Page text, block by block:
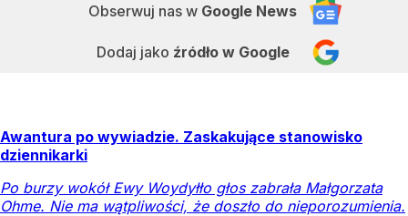
Obserwuj nas w Google News
Dodaj jako źródło w Google
Awantura po wywiadzie. Zaskakujące stanowisko
dziennikarki
Po burzy wokół Ewy Woydyłło głos zabrała Małgorzata
Ohme. Nie ma wątpliwości, że doszło do nieporozumienia.